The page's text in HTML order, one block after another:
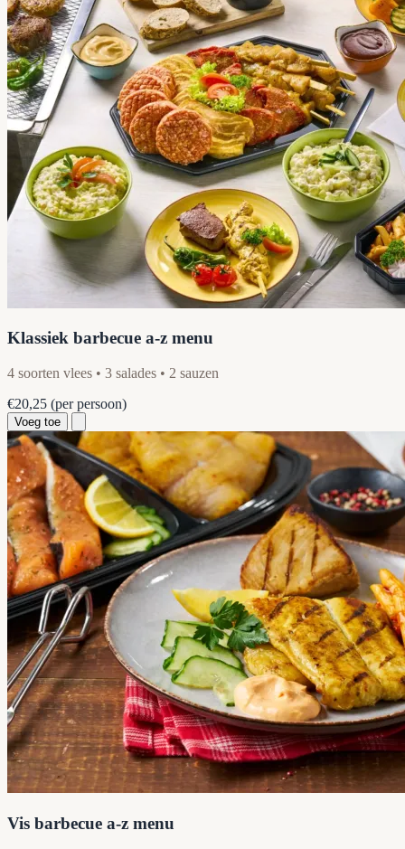
Klassiek barbecue a-z menu
4 soorten vlees • 3 salades • 2 sauzen
€20,25 (per persoon)
Voeg toe
Vis barbecue a-z menu